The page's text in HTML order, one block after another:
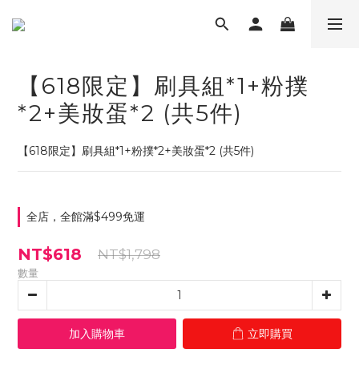
【618限定】刷具組*1+粉撲
*2+美妝蛋*2 (共5件)
【618限定】刷具組*1+粉撲*2+美妝蛋*2 (共5件)
全店，全館滿$499免運
NT$618 NT$1,798
數量
加入購物車 立即購買